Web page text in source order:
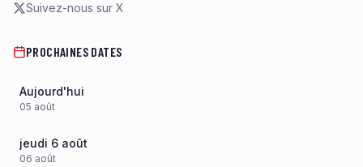
Suivez-nous sur X
PROCHAINES DATES
Aujourd'hui
05 août
jeudi 6 août
06 août